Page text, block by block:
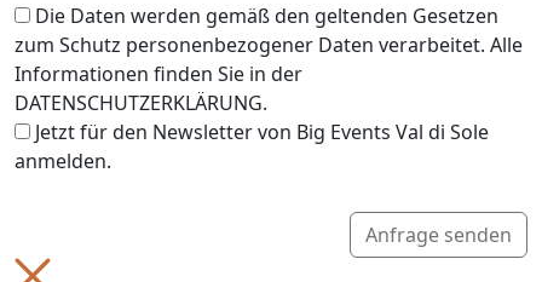
Die Daten werden gemäß den geltenden Gesetzen
zum Schutz personenbezogener Daten verarbeitet. Alle
Informationen finden Sie in der
DATENSCHUTZERKLÄRUNG.
Jetzt für den Newsletter von Big Events Val di Sole
anmelden.
Anfrage senden